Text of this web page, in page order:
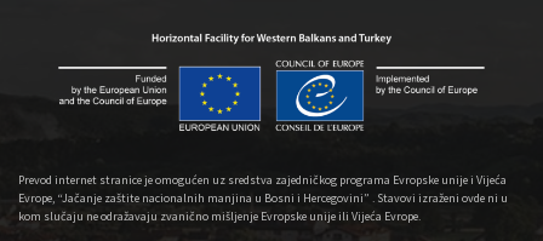
Prevod internet stranice je omogućen uz sredstva zajedničkog programa Evropske unije i Vijeća
Evrope, “Jačanje zaštite nacionalnih manjina u Bosni i Hercegovini” . Stavovi izraženi ovde ni u
kom slučaju ne odražavaju zvanično mišljenje Evropske unije ili Vijeća Evrope.